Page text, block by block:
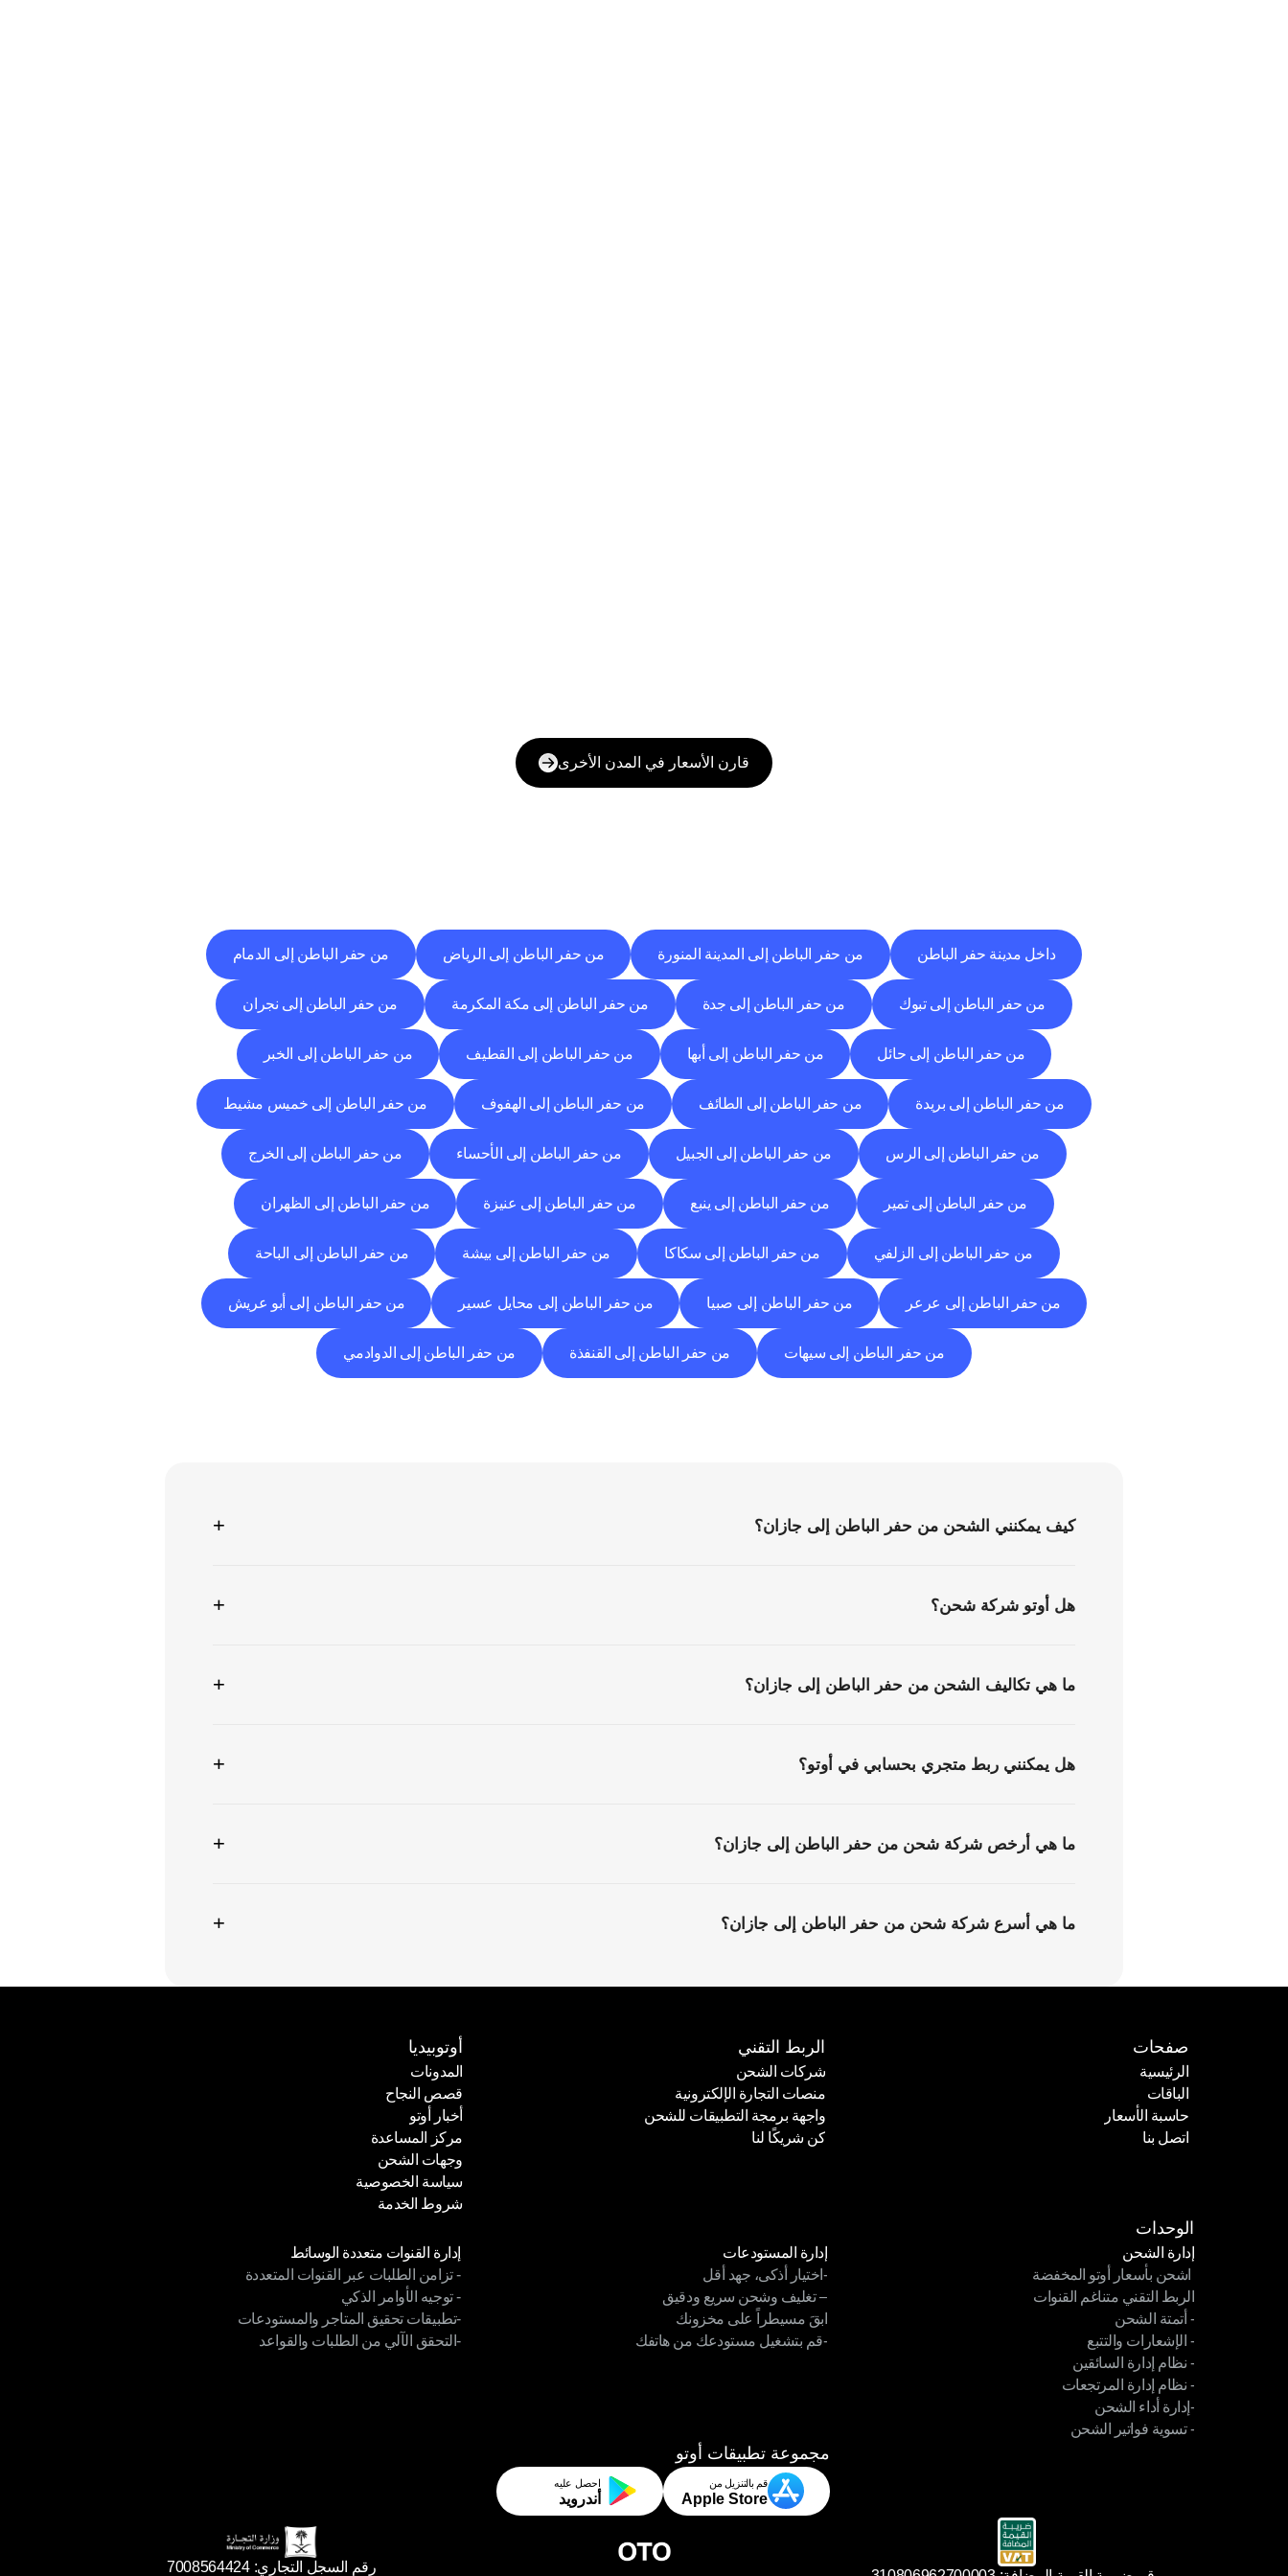
قارن الأسعار في المدن الأخرى
داخل مدينة حفر الباطن من حفر الباطن إلى المدينة المنورة من حفر الباطن إلى الرياض من حفر الباطن إلى الدمام
من حفر الباطن إلى تبوك من حفر الباطن إلى جدة من حفر الباطن إلى مكة المكرمة من حفر الباطن إلى نجران
من حفر الباطن إلى حائل من حفر الباطن إلى أبها من حفر الباطن إلى القطيف من حفر الباطن إلى الخبر
من حفر الباطن إلى بريدة من حفر الباطن إلى الطائف من حفر الباطن إلى الهفوف من حفر الباطن إلى خميس مشيط
من حفر الباطن إلى الرس من حفر الباطن إلى الجبيل من حفر الباطن إلى الأحساء من حفر الباطن إلى الخرج
من حفر الباطن إلى تمير من حفر الباطن إلى ينبع من حفر الباطن إلى عنيزة من حفر الباطن إلى الظهران
من حفر الباطن إلى الزلفي من حفر الباطن إلى سكاكا من حفر الباطن إلى بيشة من حفر الباطن إلى الباحة
من حفر الباطن إلى عرعر من حفر الباطن إلى صبيا من حفر الباطن إلى محايل عسير من حفر الباطن إلى أبو عريش
من حفر الباطن إلى سيهات من حفر الباطن إلى القنفذة من حفر الباطن إلى الدوادمي
كيف يمكنني الشحن من حفر الباطن إلى جازان؟ +
هل أوتو شركة شحن؟ +
ما هي تكاليف الشحن من حفر الباطن إلى جازان؟ +
هل يمكنني ربط متجري بحسابي في أوتو؟ +
ما هي أرخص شركة شحن من حفر الباطن إلى جازان؟ +
ما هي أسرع شركة شحن من حفر الباطن إلى جازان؟ +
صفحات
الرئيسية
الرئيسية
الباقات
الباقات
حاسبة الأسعار
حاسبة الأسعار
اتصل بنا
الربط التقني
شركات الشحن
شركات الشحن
منصات التجارة الإلكترونية
منصات التجارة الإلكترونية
واجهة برمجة التطبيقات للشحن
واجهة برمجة التطبيقات للشحن
كن شريكًا لنا
أوتوبيديا
المدونات
المدونات
قصص النجاح
قصص النجاح
أخبار أوتو
أخبار أوتو
مركز المساعدة
مركز المساعدة
وجهات الشحن
وجهات الشحن
سياسة الخصوصية
سياسة الخصوصية
شروط الخدمة
الوحدات
إدارة الشحن
إدارة الشحن
اشحن بأسعار أوتو المخفضة
اشحن بأسعار أوتو المخفضة
الربط التقني متناغم القنوات
الربط التقني متناغم القنوات
- أتمتة الشحن
- أتمتة الشحن
- الإشعارات والتتبع
- الإشعارات والتتبع
- نظام إدارة السائقين
- نظام إدارة السائقين
- نظام إدارة المرتجعات
- نظام إدارة المرتجعات
-إدارة أداء الشحن
-إدارة أداء الشحن
- تسوية فواتير الشحن
إدارة المستودعات
إدارة المستودعات
-اختيار أذكى، جهد أقل
-اختيار أذكى، جهد أقل
– تغليف وشحن سريع ودقيق
– تغليف وشحن سريع ودقيق
ابقَ مسيطراً على مخزونك
ابقَ مسيطراً على مخزونك
-قم بتشغيل مستودعك من هاتفك
إدارة القنوات متعددة الوسائط
إدارة القنوات متعددة الوسائط
- تزامن الطلبات عبر القنوات المتعددة
- تزامن الطلبات عبر القنوات المتعددة
- توجيه الأوامر الذكي
- توجيه الأوامر الذكي
-تطبيقات تحقيق المتاجر والمستودعات
-تطبيقات تحقيق المتاجر والمستودعات
-التحقق الآلي من الطلبات والقواعد
مجموعة تطبيقات أوتو
قم بالتنزيل من
Apple Store
احصل عليه
أندرويد
رقم السجل التجاري: 7008564424